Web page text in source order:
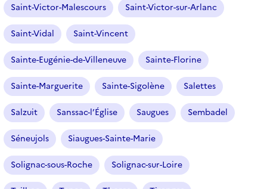
Saint-Victor-Malescours Saint-Victor-sur-Arlanc
Saint-Vidal Saint-Vincent
Sainte-Eugénie-de-Villeneuve Sainte-Florine
Sainte-Marguerite Sainte-Sigolène Salettes
Salzuit Sanssac-l’Église Saugues Sembadel
Séneujols Siaugues-Sainte-Marie
Solignac-sous-Roche Solignac-sur-Loire